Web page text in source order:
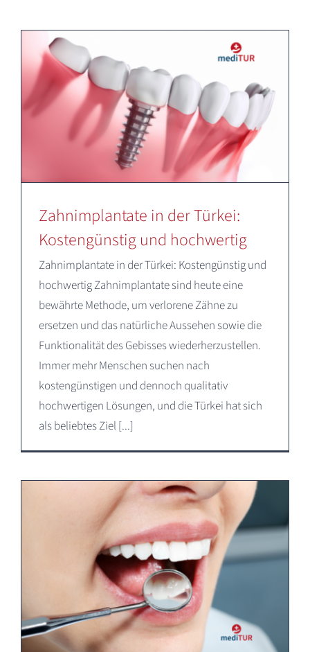
Zahnimplantate in der Türkei:
Kostengünstig und hochwertig
Zahnimplantate in der Türkei: Kostengünstig und
hochwertig Zahnimplantate sind heute eine
bewährte Methode, um verlorene Zähne zu
ersetzen und das natürliche Aussehen sowie die
Funktionalität des Gebisses wiederherzustellen.
Immer mehr Menschen suchen nach
kostengünstigen und dennoch qualitativ
hochwertigen Lösungen, und die Türkei hat sich
als beliebtes Ziel [...]